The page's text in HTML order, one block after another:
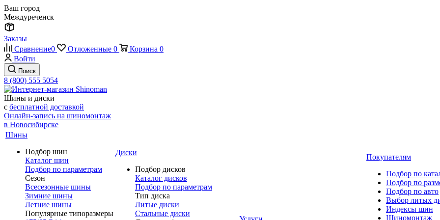
Ваш город
Междуреченск
Заказы
Сравнение0 Отложенные 0 Корзина 0
Войти
Поиск
8 (800) 555 5054
Шины и диски
с бесплатной доставкой
Онлайн-запись на шиномонтаж
в Новосибирске
Шины
Подбор шин
Каталог шин
Подбор по параметрам
Сезон
Всесезонные шины
Зимние шины
Летние шины
Популярные типоразмеры
Диски
Подбор дисков
Каталог дисков
Подбор по параметрам
Тип диска
Литые диски
Стальные диски
Покупателям
Подбор по
Подбор по
Подбор по авто
Выбор литых
Индексы шин
Шиномонтаж